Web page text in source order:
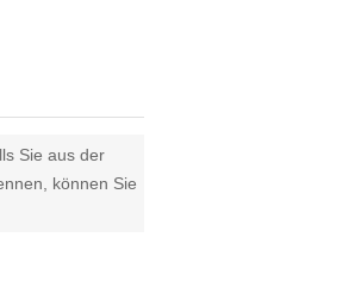
Sie aus der
können Sie